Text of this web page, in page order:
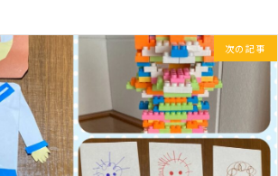
次の記事